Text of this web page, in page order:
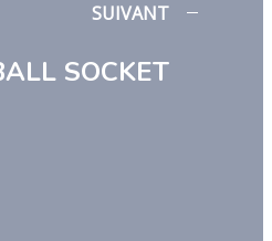
SUIVANT
SOCKET